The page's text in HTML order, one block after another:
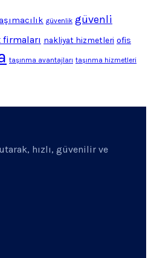
güvenlik güvenli
nakliyat hizmetleri ofis
taşınma avantajları taşınma hizmetleri
hızlı, güvenilir ve